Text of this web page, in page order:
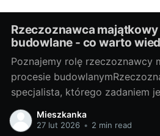
Rzeczoznawca majątkowy
budowlane - co warto
Poznajemy rolę rzeczoznawcy
procesie
specjalista, którego zadaniem
wyceny nieruchomości na
wspólnego z branżą
Mieszkanka
27 lut 2026 • 2 min read